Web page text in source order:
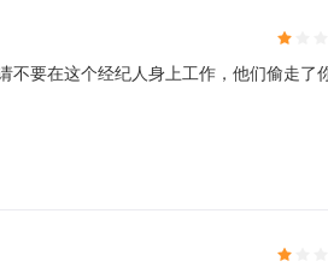
不要在这个经纪人身上工作，他们偷走了